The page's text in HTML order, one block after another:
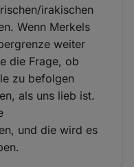
irakischen
Wenn Merkels
weiter
die Frage, ob
zu befolgen
als uns lieb ist.
und die wird es